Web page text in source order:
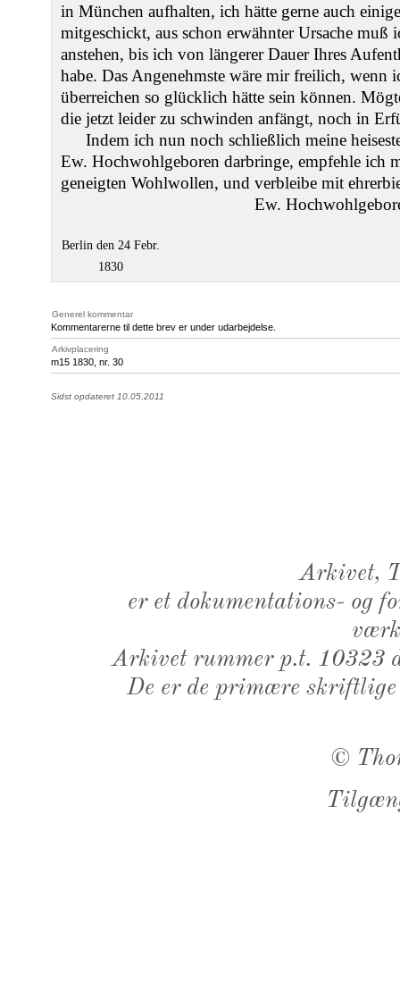
in München aufhalten, ich hätte gerne auch
mitgeschickt, aus schon erwähnter Ursache muß
anstehen, bis ich von längerer Dauer Ihres
habe. Das Angenehmste wäre mir freilich, wenn
überreichen so glücklich hätte sein können.
die jetzt leider zu schwinden anfängt, noch in
Indem ich nun noch schließlich meine
Ew. Hochwohlgeboren darbringe, empfehle ich
geneigten Wohlwollen, und verbleibe mit
Ew.
Berlin den 24 Febr.
1830
Generel kommentar
Kommentarerne til dette brev er under udarbejdelse.
Arkivplacering
m15 1830, nr. 30
Sidst opdateret 10.05.2011
Arkivet,
er et dokumentations- og
Arkivet rummer p.t. 10323
De er de primære
©